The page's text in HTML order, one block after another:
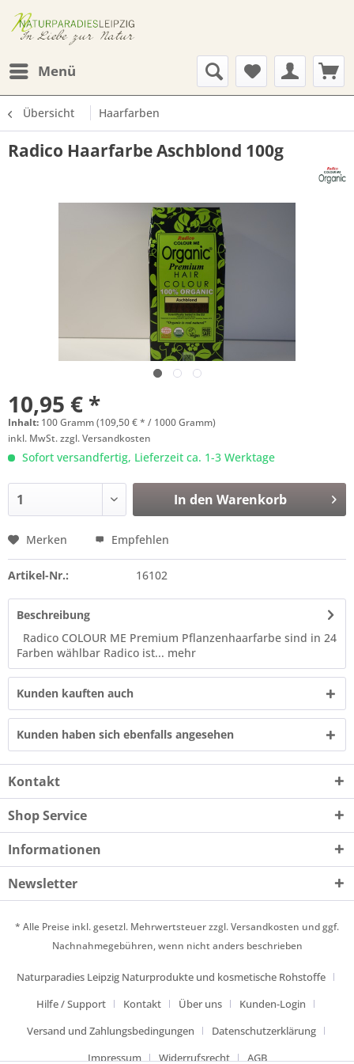
Menü
Übersicht Haarfarben
Radico Haarfarbe Aschblond 100g
10,95 € *
Inhalt: 100 Gramm (109,50 € * / 1000 Gramm)
inkl. MwSt.zzgl. Versandkosten
Sofort versandfertig, Lieferzeit ca. 1-3 Werktage
In den Warenkorb
Merken Empfehlen
Artikel-Nr.: 16102
Beschreibung
Radico COLOUR ME Premium Pflanzenhaarfarbe sind in 24
Farben wählbar Radico ist... mehr
Kunden kauften auch
Kunden haben sich ebenfalls angesehen
Kontakt
Shop Service
Informationen
Newsletter
* Alle Preise inkl. gesetzl. Mehrwertsteuer zzgl.Versandkosten und ggf.
Nachnahmegebühren, wenn nicht anders beschrieben
Naturparadies Leipzig Naturprodukte und kosmetische Rohstoffe
Hilfe / Support
Kontakt Über uns
Kunden-Login
Versand und Zahlungsbedingungen
Datenschutzerklärung
Impressum
Widerrufsrecht AGB